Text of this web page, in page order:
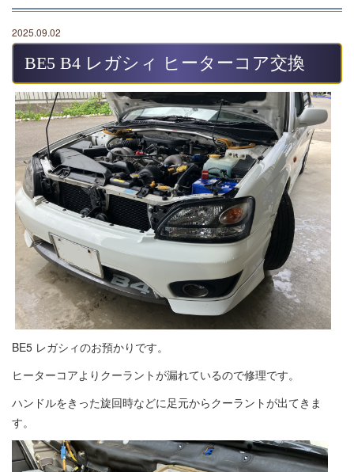
2025.09.02
BE5 B4 レガシィ ヒーターコア交換
BE5 レガシィのお預かりです。
ヒーターコアよりクーラントが漏れているので修理です。
ハンドルをきった旋回時などに足元からクーラントが出てきま
す。